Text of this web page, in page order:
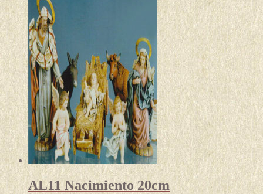
AL11 Nacimiento 20cm